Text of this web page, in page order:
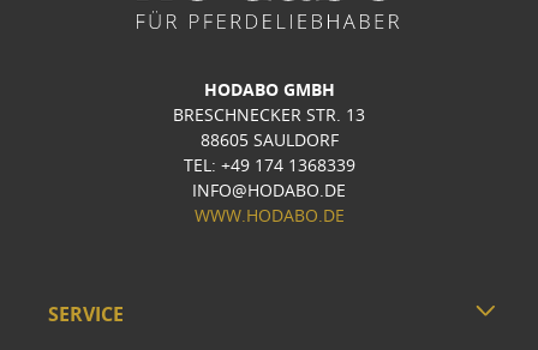
HODABO GMBH
BRESCHNECKER STR. 13
88605 SAULDORF
TEL: +49 174 1368339
INFO@HODABO.DE
WWW.HODABO.DE
SERVICE